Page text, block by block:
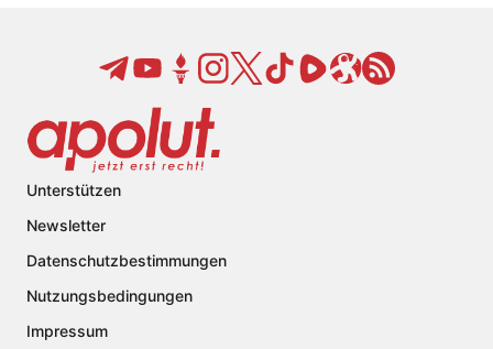
Unterstützen
Newsletter
Datenschutzbestimmungen
Nutzungsbedingungen
Impressum